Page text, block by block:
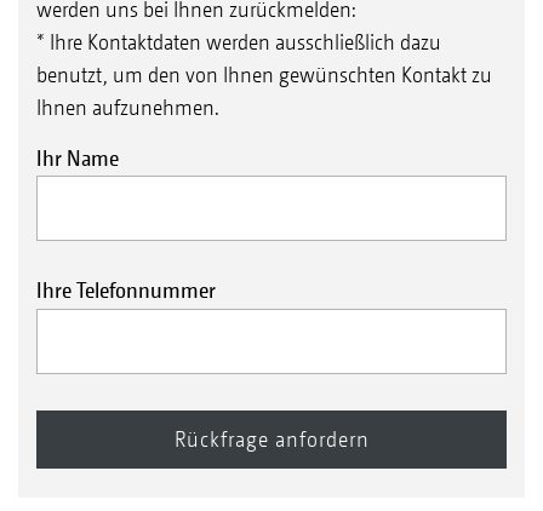
werden uns bei Ihnen zurückmelden:
* Ihre Kontaktdaten werden ausschließlich dazu
benutzt, um den von Ihnen gewünschten Kontakt zu
Ihnen aufzunehmen.
Ihr Name
Ihre Telefonnummer